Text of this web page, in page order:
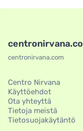
centronirvana.com
Centro Nirvana
Käyttöehdot
Ota yhteyttä
Tietoja meistä
Tietosuojakäytäntö